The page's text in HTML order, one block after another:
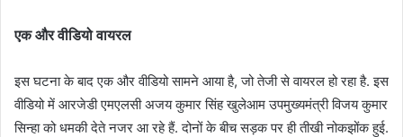
एक और वीडियो वायरल
इस घटना के बाद एक और वीडियो सामने आया है, जो तेजी से वायरल हो रहा है. इस
वीडियो में आरजेडी एमएलसी अजय कुमार सिंह खुलेआम उपमुख्यमंत्री विजय कुमार
सिन्हा को धमकी देते नजर आ रहे हैं. दोनों के बीच सड़क पर ही तीखी नोकझोंक हुई.